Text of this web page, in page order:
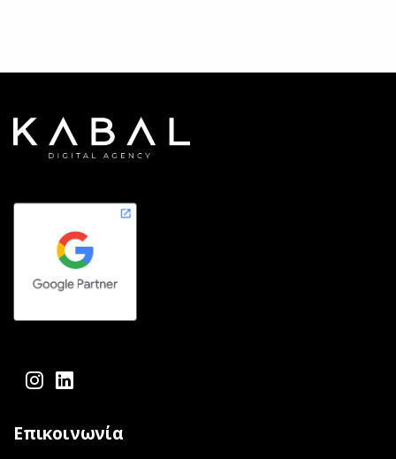
facebook-f
instagram
linkedin
Επικοινωνία